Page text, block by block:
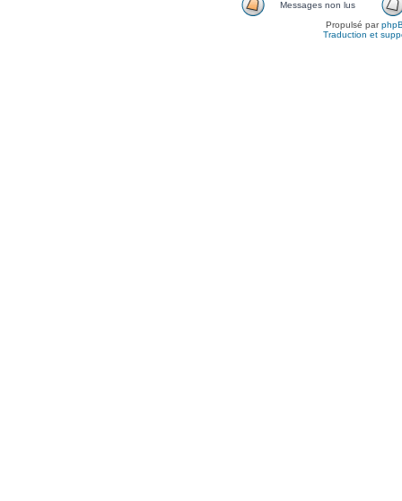
Messages non lus
Propulsé par
Traduction et